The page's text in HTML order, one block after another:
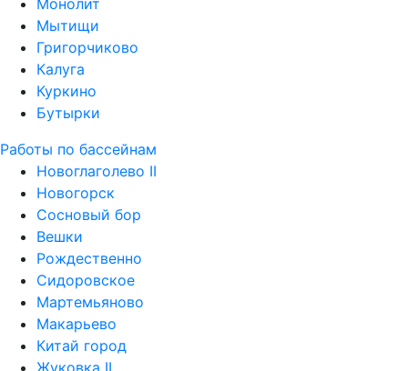
Монолит
Мытищи
Григорчиково
Калуга
Куркино
Бутырки
Работы по бассейнам
Новоглаголево II
Новогорск
Сосновый бор
Вешки
Рождественно
Сидоровское
Мартемьяново
Макарьево
Китай город
Жуковка II